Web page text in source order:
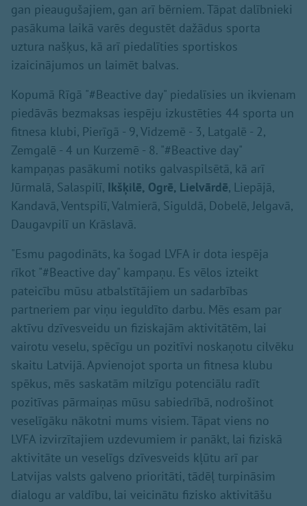
gan pieaugušajiem, gan arī bērniem. Tāpat dalībnieki
pasākuma laikā varēs degustēt dažādus sporta
uztura našķus, kā arī piedalīties sportiskos
izaicinājumos un laimēt balvas.
Kopumā Rīgā "#Beactive day" piedalīsies un ikvienam
piedāvās bezmaksas iespēju izkustēties 44 sporta un
fitnesa klubi, Pierīgā - 9, Vidzemē - 3, Latgalē - 2,
Zemgalē - 4 un Kurzemē - 8. "#Beactive day"
kampaņas pasākumi notiks galvaspilsētā, kā arī
Jūrmalā, Salaspilī, Ikšķilē, Ogrē, Lielvārdē, Liepājā,
Kandavā, Ventspilī, Valmierā, Siguldā, Dobelē, Jelgavā,
Daugavpilī un Krāslavā.
"Esmu pagodināts, ka šogad LVFA ir dota iespēja
rīkot "#Beactive day" kampaņu. Es vēlos izteikt
pateicību mūsu atbalstītājiem un sadarbības
partneriem par viņu ieguldīto darbu. Mēs esam par
aktīvu dzīvesveidu un fiziskajām aktivitātēm, lai
vairotu veselu, spēcīgu un pozitīvi noskaņotu cilvēku
skaitu Latvijā. Apvienojot sporta un fitnesa klubu
spēkus, mēs saskatām milzīgu potenciālu radīt
pozitīvas pārmaiņas mūsu sabiedrībā, nodrošinot
veselīgāku nākotni mums visiem. Tāpat viens no
LVFA izvirzītajiem uzdevumiem ir panākt, lai fiziskā
aktivitāte un veselīgs dzīvesveids kļūtu arī par
Latvijas valsts galveno prioritāti, tādēļ turpināsim
dialogu ar valdību, lai veicinātu fizisko aktivitāšu